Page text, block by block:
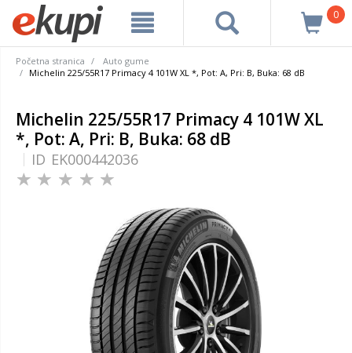
0
Početna stranica
Auto gume
Michelin 225/55R17 Primacy 4 101W XL *, Pot: A, Pri: B, Buka: 68 dB
Michelin 225/55R17 Primacy 4 101W XL
*, Pot: A, Pri: B, Buka: 68 dB
ID EK000442036